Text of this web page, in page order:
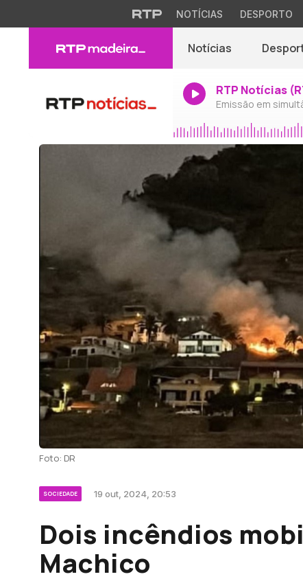
NOTÍCIAS DESPORTO
Notícias
RTP Notícias
Emissão em
Foto: DR
SOCIEDADE 19 out, 2024, 20:53
Dois incêndios
Machico